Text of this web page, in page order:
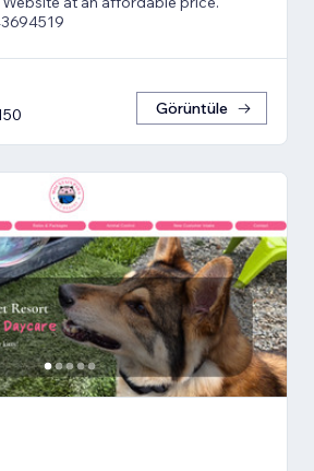
Görüntüle